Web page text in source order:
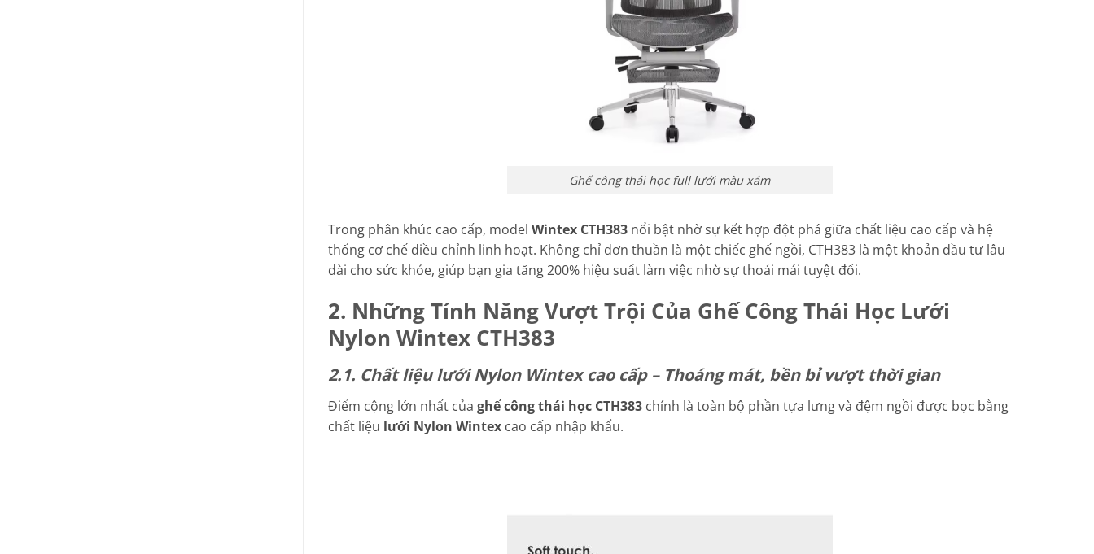
Ghế công thái học full lưới màu xám
Trong phân khúc cao cấp, model Wintex CTH383 nổi bật nhờ sự kết hợp đột phá giữa chất liệu cao cấp và hệ
thống cơ chế điều chỉnh linh hoạt. Không chỉ đơn thuần là một chiếc ghế ngồi, CTH383 là một khoản đầu tư lâu
dài cho sức khỏe, giúp bạn gia tăng 200% hiệu suất làm việc nhờ sự thoải mái tuyệt đối.
2. Những Tính Năng Vượt Trội Của Ghế Công Thái Học Lưới
Nylon Wintex CTH383
2.1. Chất liệu lưới Nylon Wintex cao cấp – Thoáng mát, bền bỉ vượt thời gian
Điểm cộng lớn nhất của ghế công thái học CTH383 chính là toàn bộ phần tựa lưng và đệm ngồi được bọc bằng
chất liệu lưới Nylon Wintex cao cấp nhập khẩu.